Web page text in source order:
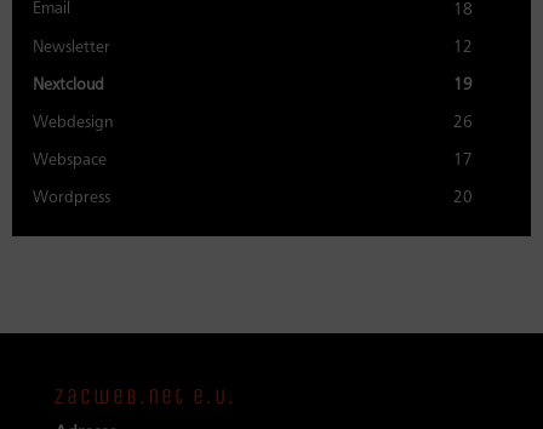
Email 18
Newsletter 12
Nextcloud 19
Webdesign 26
Webspace 17
Wordpress 20
zacweb.net e.U.